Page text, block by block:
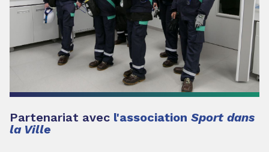
Partenariat avec l'association Sport dans
la Ville